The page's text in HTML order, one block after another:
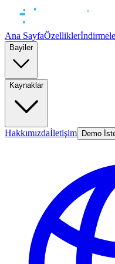
Ana SayfaÖzellikler
Bayiler
Kaynaklar
Hakkımızdaİletişim Demo